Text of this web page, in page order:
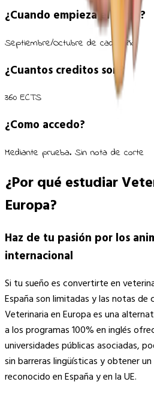
¿Cuando empieza el curso?
Septiembre/Octubre de cada año
¿Cuantos creditos son?
360 ECTS
¿Como accedo?
Mediante prueba. Sin nota de corte
¿Por qué estudiar
Europa?
Haz de tu pasión por los
internacional
Si tu sueño es convertirte en
España son limitadas y las notas
Veterinaria en Europa es una
a los programas 100% en inglés
universidades públicas asociadas,
sin barreras lingüísticas y obtener
reconocido en España y en la UE.